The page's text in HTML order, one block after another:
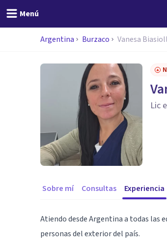
Menú
Argentina Burzaco Vanesa
Lic
Sobre mí Consultas Experiencia
Atiendo desde Argentina a todas las
personas del exterior del país.